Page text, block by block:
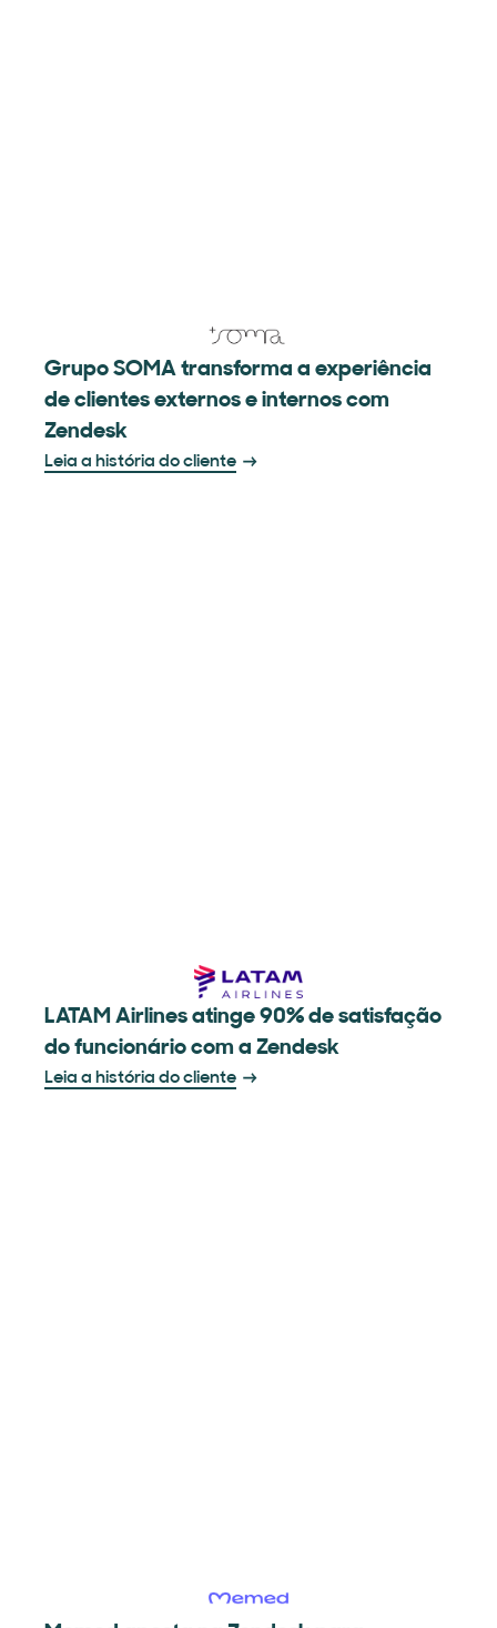
Grupo SOMA transforma a experiência
de clientes externos e internos com
Zendesk
Leia a história do cliente
LATAM Airlines atinge 90% de satisfação
do funcionário com a Zendesk
Leia a história do cliente